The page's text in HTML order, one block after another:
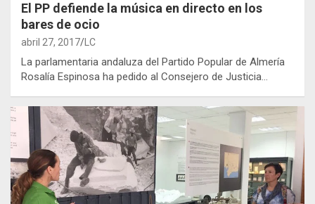
El PP defiende la música en directo en los
bares de ocio
abril 27, 2017 LC
La parlamentaria andaluza del Partido Popular de Almería
Rosalía Espinosa ha pedido al Consejero de Justicia…